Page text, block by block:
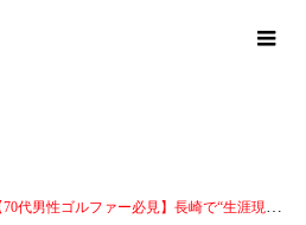
70代男性ゴルファー必見】長崎で“生涯現役”ゴルフを叶える整体ケア 〜首・肩・背中のこわばりを根本改善〜